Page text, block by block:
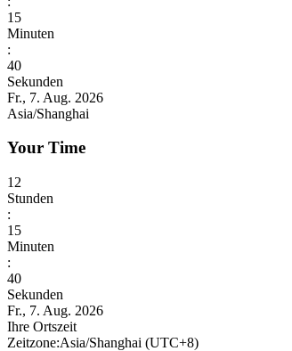
15
Minuten
:
41
Sekunden
Fr., 7. Aug. 2026
Asia/Shanghai
Your Time
12
Stunden
:
15
Minuten
:
41
Sekunden
Fr., 7. Aug. 2026
Ihre Ortszeit
Zeitzone:Asia/Shanghai (UTC+8)